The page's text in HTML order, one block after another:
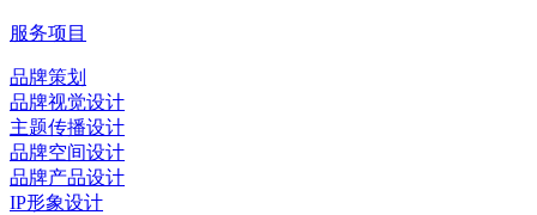
服务项目
品牌策划
品牌视觉设计
主题传播设计
品牌空间设计
品牌产品设计
IP形象设计